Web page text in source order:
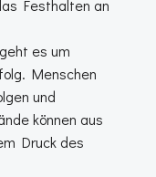
Festhalten an
es um
Menschen
und
können aus
Druck des